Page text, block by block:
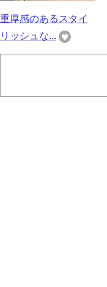
重厚感のあるスタイ
リッシュな...